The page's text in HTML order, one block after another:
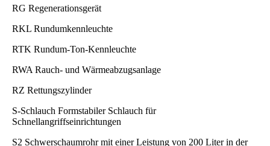
RG Regenerationsgerät
RKL Rundumkennleuchte
RTK Rundum-Ton-Kennleuchte
RWA Rauch- und Wärmeabzugsanlage
RZ Rettungszylinder
S-Schlauch Formstabiler Schlauch für
Schnellangriffseinrichtungen
S2 Schwerschaumrohr mit einer Leistung von 200 Liter in der